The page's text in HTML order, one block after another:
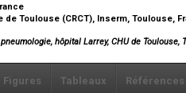
Toulouse (CRCT), Inserm, Toulouse,
hôpital Larrey, CHU de
Figures Tableaux Références